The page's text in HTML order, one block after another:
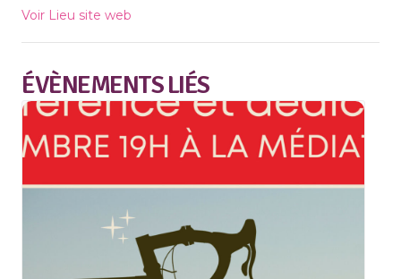
Voir Lieu site web
ÉVÈNEMENTS LIÉS